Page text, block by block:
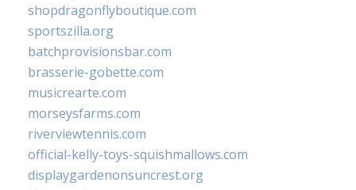
shopdragonflyboutique.com
sportszilla.org
batchprovisionsbar.com
brasserie-gobette.com
musicrearte.com
morseysfarms.com
riverviewtennis.com
official-kelly-toys-squishmallows.com
displaygardenonsuncrest.org